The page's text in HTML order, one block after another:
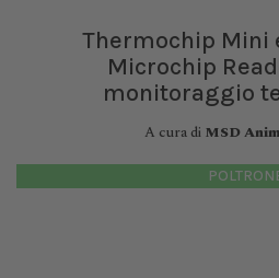
Thermochip Mini
Microchip
monitoraggio
A cura di MSD